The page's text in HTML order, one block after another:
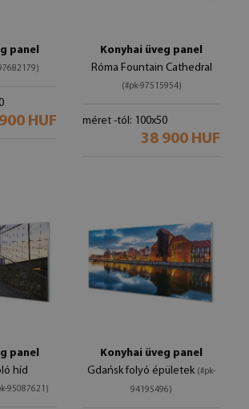
panel
HUF
Konyhai üveg panel
Róma Fountain Cathedral
(#pk-97515954)
méret -tól: 100x50
38 900 HUF
panel
híd
95087621)
Konyhai üveg panel
Gdańsk folyó épületek (#pk-
94195496)